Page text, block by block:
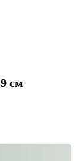
см